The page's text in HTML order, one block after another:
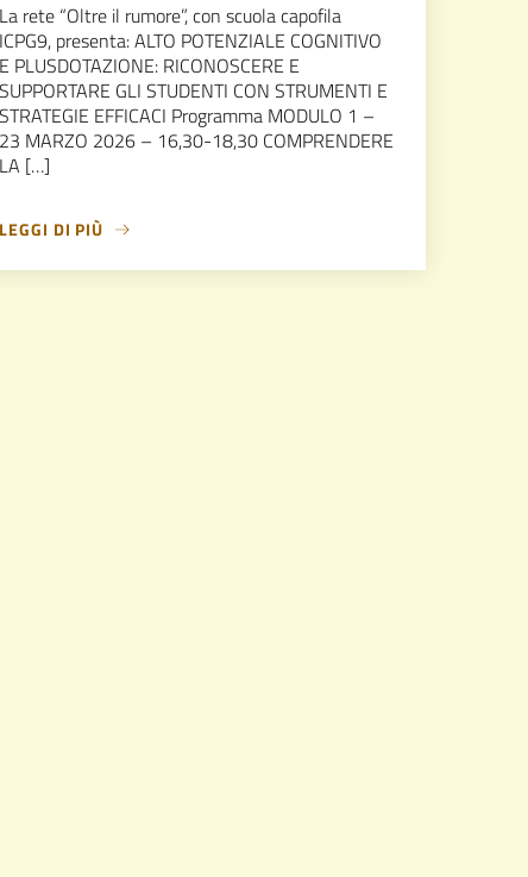
La rete “Oltre il rumore”, con scuola capofila
ICPG9, presenta: ALTO POTENZIALE COGNITIVO
E PLUSDOTAZIONE: RICONOSCERE E
SUPPORTARE GLI STUDENTI CON STRUMENTI E
STRATEGIE EFFICACI Programma MODULO 1 –
23 MARZO 2026 – 16,30-18,30 COMPRENDERE
LA […]
LEGGI DI PIÙ